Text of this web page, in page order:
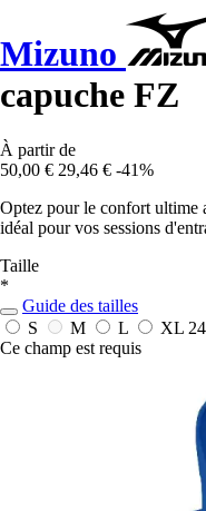
Mizuno
capuche FZ
À partir de
50,00 € 29,46 € -41%
Optez pour le confort ultime
idéal pour vos sessions
Taille
*
Guide des tailles
S
M L XL
Ce champ est requis